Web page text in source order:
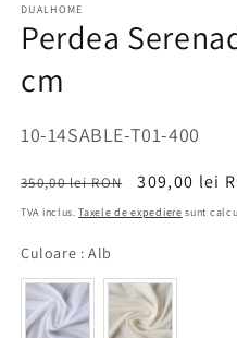
DUALHOME
Perdea
cm
SKU:
10-14SABLE-T01-400
Preț
obișnuit
350,00 lei RON
Preț
redus
309,00 lei
TVA inclus.Taxele de expediere sunt
Culoare : Alb